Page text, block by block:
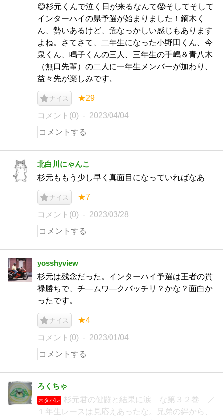
😊杉元くんで泣く日が来るなんて😱そしてそして
インターハイの県予選が始まりました！鏑木く
ん、勢いあるけど、危なっかしい感じもあります
よね。さてさて、二年生になった小野田くん、今
泉くん、鳴子くんの三人、三年生の手嶋＆青八木
（無口先輩）の二人に一年生メンバーが加わり、
益々先が楽しみです。
ナイス ★29
コメント(0) 2023/04/04
北白川にゃんこ
杉元ももう少し早く真面目になっていればなあ
ナイス ★7
コメント(0) 2023/03/28
yosshyview
杉元は残念だった。インターハイ予選は王者の貫
禄勝ちで、チ―ムワ―クバッチリ？かな？面白か
ったです。
ナイス ★4
コメント(0) 2023/01/04
ろくちゃ
ネタバレ
杉元君の健闘と結果に涙 な第３２巻 ／
１年生レースは見応えあったな。兄弟の絆から、